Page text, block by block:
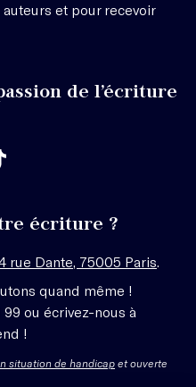
et pour recevoir
de l’écriture
écriture ?
rue Dante, 75005 Paris.
quand même !
ou écrivez-nous à
!
situation de handicap et ouverte